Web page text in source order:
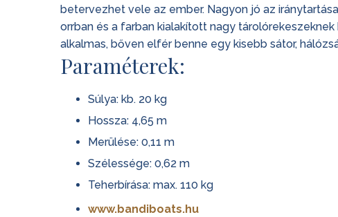
betervezhet vele az ember. Nagyon jó az
orrban és a farban kialakított nagy
alkalmas, bőven elfér benne egy kisebb sátor,
Paraméterek:
Súlya: kb. 20 kg
Hossza: 4,65 m
Merülése: 0,11 m
Szélessége: 0,62 m
Teherbírása: max. 110 kg
www.bandiboats.hu